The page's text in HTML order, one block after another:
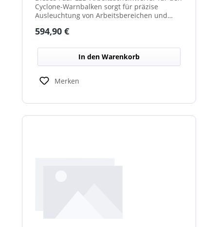
Cyclone-Warnbalken sorgt für präzise
Ausleuchtung von Arbeitsbereichen und
schlechten Lichtverhältnissen.
Regulärer Preis:
594,90 €
In den Warenkorb
Merken